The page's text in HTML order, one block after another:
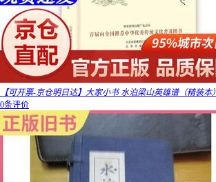
【可开票-京仓明日达】大家小书 水泊梁山英雄谱（精装本）
0条评价